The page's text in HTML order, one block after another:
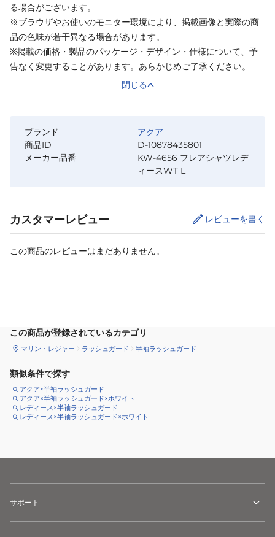
る場合がございます。
※ブラウザやお使いのモニター環境により、掲載画像と実際の商
品の色味が若干異なる場合があります。
※掲載の価格・製品のパッケージ・デザイン・仕様について、予
告なく変更することがあります。あらかじめご了承ください。
閉じる
ブランド
アクア
商品ID
D-10878435801
メーカー品番
KW-4656 フレアシャツレデ
ィースWT L
カスタマーレビュー レビューを書く
この商品のレビューはまだありません。
この商品が登録されているカテゴリ
マリン・レジャー ラッシュガード 半袖ラッシュガード
類似条件で探す
アクア×半袖ラッシュガード
アクア×半袖ラッシュガード×ホワイト
レディース×半袖ラッシュガード
レディース×半袖ラッシュガード×ホワイト
サポート